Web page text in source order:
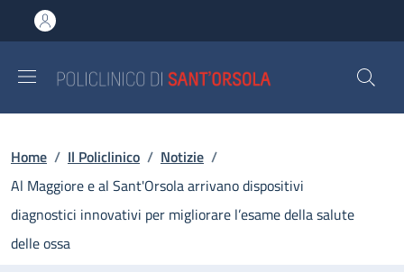
al contenuto principale
to footer content
Briciole di pane
Home / Il Policlinico / Notizie /
Al Maggiore e al Sant'Orsola arrivano dispositivi
diagnostici innovativi per migliorare l’esame della salute
delle ossa